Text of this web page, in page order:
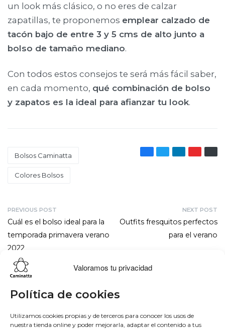
Valoramos tu privacidad
Política de cookies
Utilizamos cookies propias y de terceros para conocer los usos de
nuestra tienda online y poder mejorarla, adaptar el contenido a tus
un look más clásico, o no eres de calzar
zapatillas, te proponemos emplear calzado de
tacón bajo de entre 3 y 5 cms de alto junto a
bolso de tamaño mediano.
Con todos estos consejos te será más fácil saber,
en cada momento, qué combinación de bolso
y zapatos es la ideal para afianzar tu look.
Bolsos Caminatta
Colores Bolsos
PREVIOUS POST
Cuál es el bolso ideal para la
temporada primavera verano
2022
NEXT POST
Outfits fresquitos perfectos
para el verano
Bowling
Hobo
Sobre nosotros
50 aniversario
Facebook
Instagram